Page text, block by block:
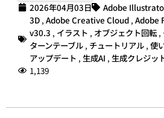
2026年04月03日
Adobe
3D , Adobe Creative Cloud , Adobe
v30.3 , イラスト , オブジェクト回転 ,
ターンテーブル , チュートリアル , 使
アップデート , 生成AI , 生成クレジッ
1,139